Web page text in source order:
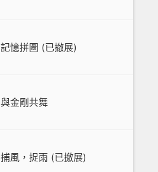
記憶拼圖 (已撤展)
與金剛共舞
捕風，捉雨 (已撤展)